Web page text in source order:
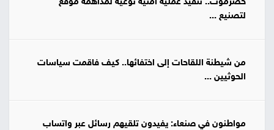
حضرموت.. تنفيذ عملية أمنية نوعية لمداهمة موقع
لتصنيع ...
من شيطنة اللقاحات إلى اختفائها.. كيف فاقمت سياسات
الحوثيين ...
مواطنون في صنعاء: يفيدون تلقيهم رسائل عبر واتساب